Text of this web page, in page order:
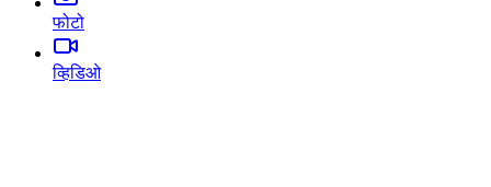
फोटो
व्हिडिओ